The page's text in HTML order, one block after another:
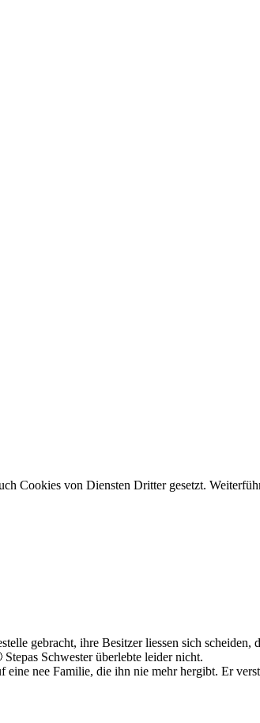
Cookies von Diensten Dritter gesetzt.
gebracht, ihre Besitzer liessen sich scheiden,
Schwester überlebte leider nicht.
eine nee Familie, die ihn nie mehr hergibt. Er